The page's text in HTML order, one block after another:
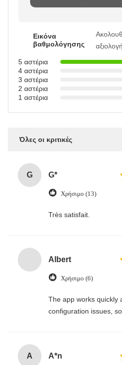
Εικόνα
βαθμολόγησης
5 αστέρια
4 αστέρια
3 αστέρια
2 αστέρια
1 αστέρια
Όλες οι κριτικές
G G*
Χρήσιμο (13)
Très satisfait.
Albert
Χρήσιμο (6)
The app works quickly
configuration issues,
A A*n